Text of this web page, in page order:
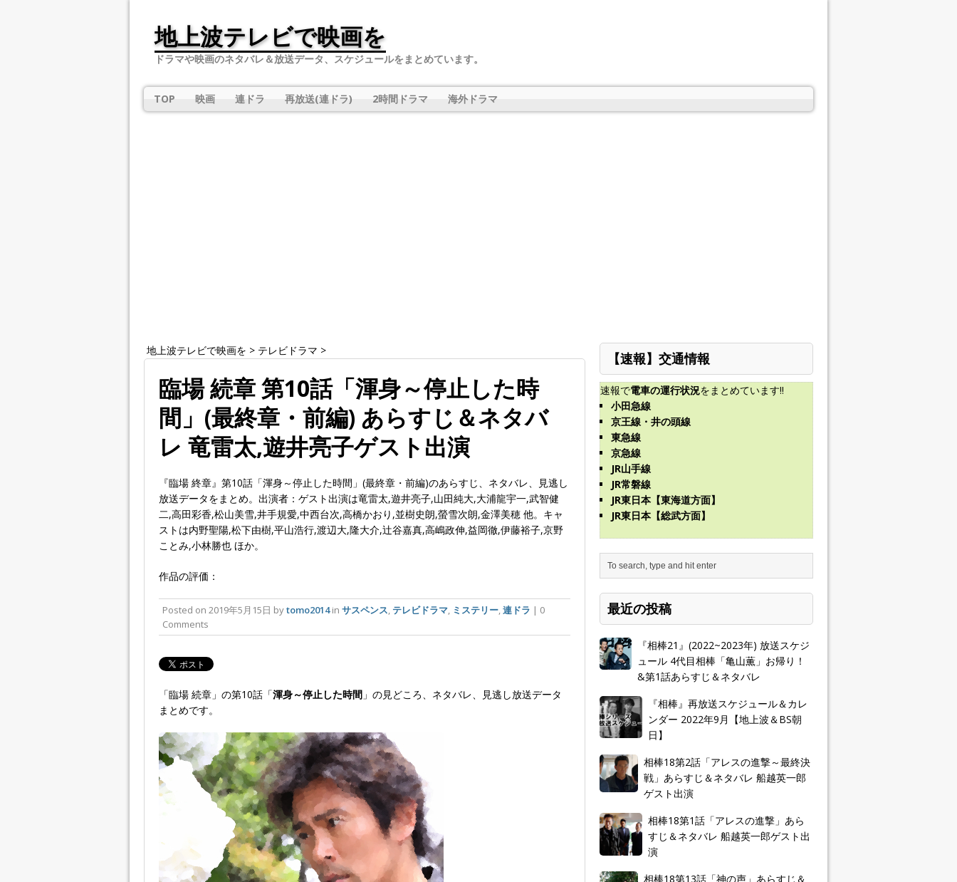
地上波テレビで映画を
ドラマや映画のネタバレ＆放送データ、スケジュールをまとめています。
TOP 映画 連ドラ 再放送(連ドラ) 2時間ドラマ 海外ドラマ
地上波テレビで映画を > テレビドラマ >
臨場 続章 第10話「渾身～停止した時
間」(最終章・前編) あらすじ＆ネタバ
レ 竜雷太,遊井亮子ゲスト出演
『臨場 終章』第10話「渾身～停止した時間」(最終章・前編)のあらすじ、ネタバレ、見逃し
放送データをまとめ。出演者：ゲスト出演は竜雷太,遊井亮子,山田純大,大浦龍宇一,武智健
二,高田彩香,松山美雪,井手規愛,中西台次,高橋かおり,並樹史朗,螢雪次朗,金澤美穂 他。キャ
ストは内野聖陽,松下由樹,平山浩行,渡辺大,隆大介,辻谷嘉真,高嶋政伸,益岡徹,伊藤裕子,京野
ことみ,小林勝也 ほか。
作品の評価：
Posted on 2019年5月15日 bytomo2014in サスペンス, テレビドラマ, ミステリー,連ドラ | 0
Comments
「臨場 続章」の第10話「渾身～停止した時間 」の見どころ、ネタバレ、見逃し放送データ
まとめです。
【速報】交通情報
速報で電車の運行状況をまとめています!!
小田急線
京王線・井の頭線
東急線
京急線
JR山手線
JR常磐線
JR東日本【東海道方面】
JR東日本【総武方面】
最近の投稿
『相棒21』(2022~2023年) 放送スケジ
ュール 4代目相棒「亀山薫」お帰り！
&第1話あらすじ＆ネタバレ
『相棒』再放送スケジュール＆カレ
ンダー 2022年9月【地上波＆BS朝
日】
相棒18第2話「アレスの進撃～最終決
戦」あらすじ＆ネタバレ 船越英一郎
ゲスト出演
相棒18第1話「アレスの進撃」あら
すじ＆ネタバレ 船越英一郎ゲスト出
演
相棒18第13話「神の声」あらすじ＆